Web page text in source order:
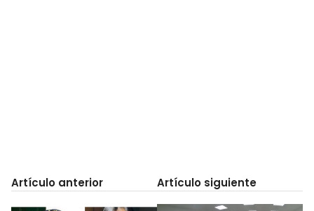
Artículo anterior Artículo siguiente